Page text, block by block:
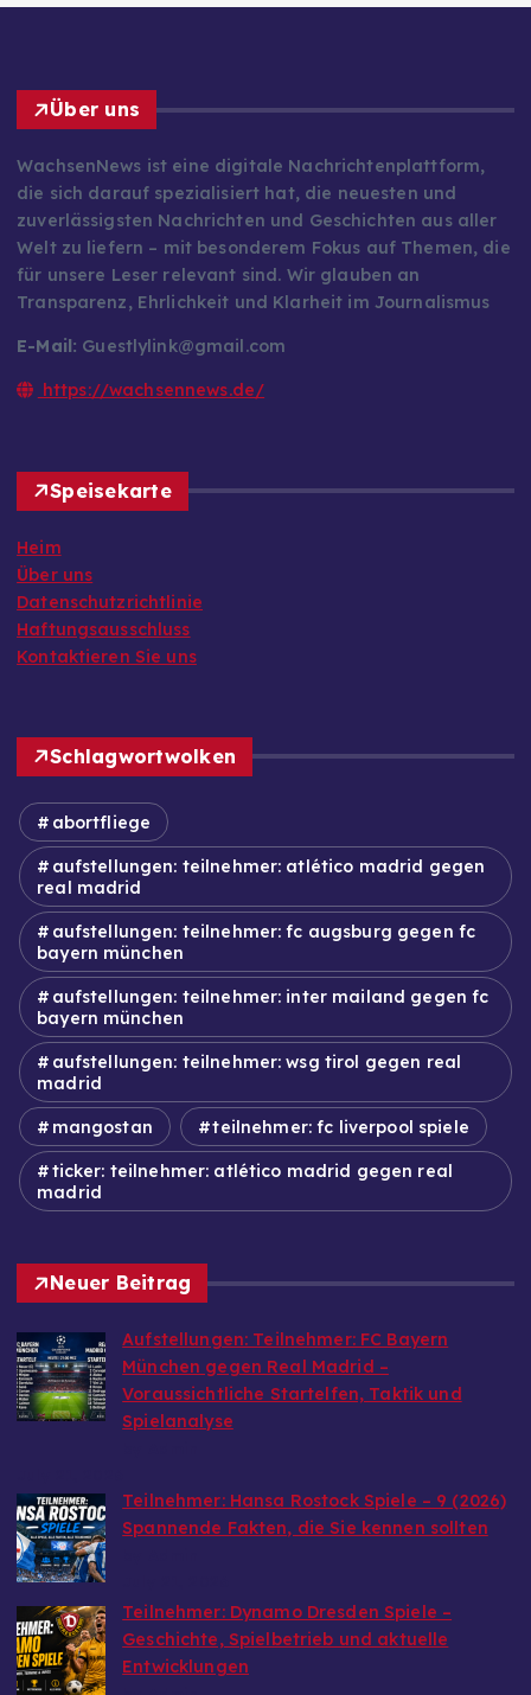
Über uns
WachsenNews ist eine digitale Nachrichtenplattform,
die sich darauf spezialisiert hat, die neuesten und
zuverlässigsten Nachrichten und Geschichten aus aller
Welt zu liefern – mit besonderem Fokus auf Themen, die
für unsere Leser relevant sind. Wir glauben an
Transparenz, Ehrlichkeit und Klarheit im Journalismus
E-Mail: Guestlylink@gmail.com
https://wachsennews.de/
Speisekarte
Heim
Über uns
Datenschutzrichtlinie
Haftungsausschluss
Kontaktieren Sie uns
Schlagwortwolken
abortfliege
aufstellungen: teilnehmer: atlético madrid gegen
real madrid
aufstellungen: teilnehmer: fc augsburg gegen fc
bayern münchen
aufstellungen: teilnehmer: inter mailand gegen fc
bayern münchen
aufstellungen: teilnehmer: wsg tirol gegen real
madrid
mangostan teilnehmer: fc liverpool spiele
ticker: teilnehmer: atlético madrid gegen real
madrid
Neuer Beitrag
Aufstellungen: Teilnehmer: FC Bayern
München gegen Real Madrid –
Voraussichtliche Startelfen, Taktik und
Spielanalyse
Teilnehmer: Hansa Rostock Spiele – 9 (2026)
Spannende Fakten, die Sie kennen sollten
Teilnehmer: Dynamo Dresden Spiele –
Geschichte, Spielbetrieb und aktuelle
Entwicklungen